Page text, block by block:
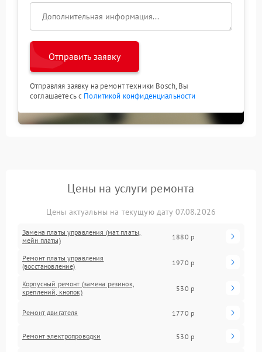
Отправить заявку
Отправляя заявку на ремонт техники Bosch, Вы
соглашаетесь с Политикой конфиденциальности
Цены на услуги ремонта
Цены актуальны на текущую дату 07.08.2026
Замена платы управления (мат.платы,
мейн платы)
1880 р
Ремонт платы управления
(восстановление)
1970 р
Корпусный ремонт (замена резинок,
креплений, кнопок)
530 р
Ремонт двигателя 1770 р
Ремонт электропроводки 530 р